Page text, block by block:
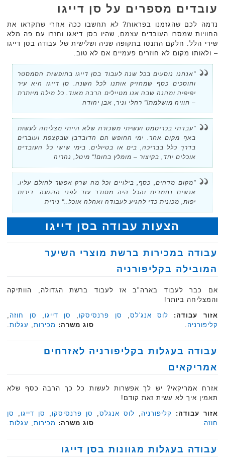
עובדים מספרים על סן דייגו
נדמה לכם שהגזמנו בפראות? לא תחשבו ככה אחרי שתקראו את
החוויות שמסרו העובדים עצמם, שהיו בסן דיאגו וחזרו עם פה מלא
שירי הלל. חלקם התנסו בתקופה שניה ושלישית של עבודה בסן דייגו
– ולאותו מקום לא חוזרים פעמיים אם לא טוב.
"אנחנו נוסעים בכל שנה לעבוד בסן דייגו בחופשות הסמסטר
וחוסכים כסף שמחזיק אותנו לכל השנה. סן דייגו היא עיר
יפיפיה ומהנה שבה אנו מטיילים הרבה מאוד. כל מילה מיותרת
– חוויה מושלמת!" רחלי וניר, אבן יהודה
"עבדתי בכריסמס ועשיתי משכורת שלא הייתי מצליחה לעשות
באף מקום אחר. ימי החופש הם הדובדבן שבקצפת ועוברים
בדרך כלל בבריכה, בים או בטיולים. בימי שישי כל העובדים
אוכלים יחד, בקיצור – מומלץ בחום!" מיטל, נהריה
"מקום מדהים, כסף, בילויים וכל מה שרק אפשר לחולם עליו.
אנשים נחמדים והכל היה מסודר עוד לפני ההגעה. דירות
יפות, מכונית כדי להגיע לעבודה ואחלה אוכל.." נירית
הצעות עבודה בסן דייגו
עבודה במכירות ברשת מוצרי השיער
המובילה בקליפורניה
אם כבר לעבוד בארה"ב אז לעבוד ברשת הגדולה, הוותיקה
והמצליחה ביותר!
אזור עבודה: לוס אנג'לס סן פרנסיסקו סן דייגו סן חוזה
קליפורניה
סוג משרה: מכירות, עגלות.‏
עבודה בעגלות בקליפורניה לאזרחים
אמריקאים
אזרח אמריקאי? יש לך אפשרות לעשות כל כך הרבה כסף שלא
תאמין איך לא עשית זאת קודם!
אזור עבודה: קליפורניה לוס אנגלס סן פרנסיסקו סן דייגו
סן
חוזה
סוג משרה: מכירות, עגלות.‏
עבודה בעגלות מגוונות בסן דייגו